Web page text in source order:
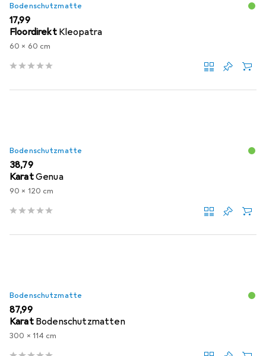
Bodenschutzmatte
EUR
17,99
Floordirekt Kleopatra
60 x 60 cm
Bodenschutzmatte
EUR
38,79
KaratGenua
90 x 120 cm
Bodenschutzmatte
EUR
87,99
Karat Bodenschutzmatten
300 x 114 cm